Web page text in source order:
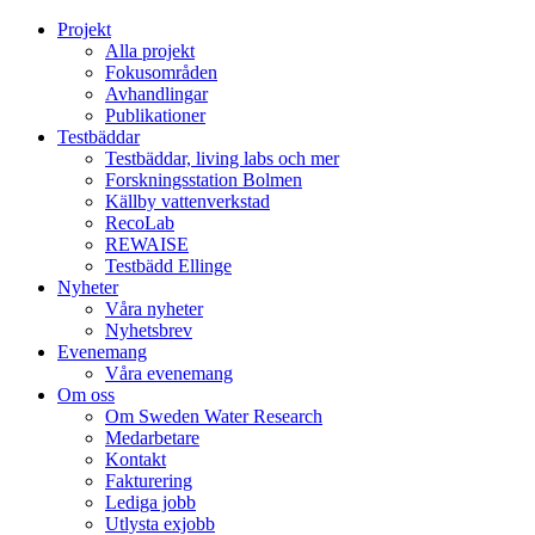
Projekt
Alla projekt
Fokusområden
Avhandlingar
Publikationer
Testbäddar
Testbäddar, living labs och mer
Forskningsstation Bolmen
Källby vattenverkstad
RecoLab
REWAISE
Testbädd Ellinge
Nyheter
Våra nyheter
Nyhetsbrev
Evenemang
Våra evenemang
Om oss
Om Sweden Water Research
Medarbetare
Kontakt
Fakturering
Lediga jobb
Utlysta exjobb